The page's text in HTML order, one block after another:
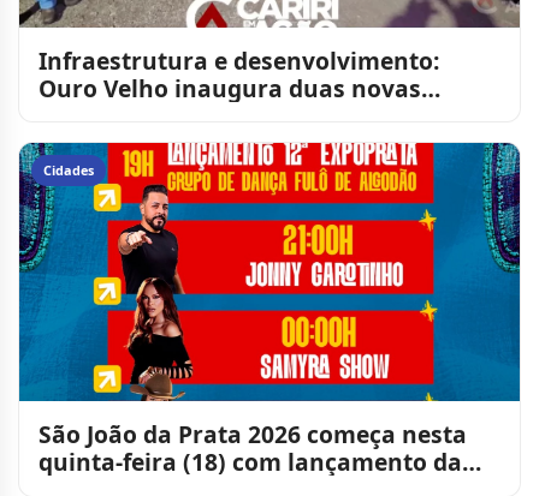
Infraestrutura e desenvolvimento:
Ouro Velho inaugura duas novas
Cidades
São João da Prata 2026 começa nesta
quinta-feira (18) com lançamento da